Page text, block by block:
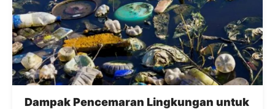
Dampak Pencemaran Lingkungan untuk